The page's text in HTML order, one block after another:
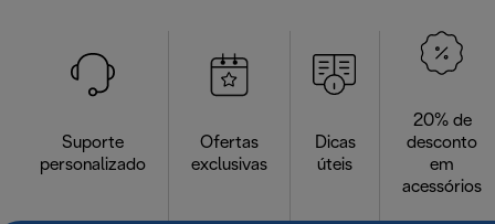
Suporte
personalizado
Ofertas
exclusivas
Dicas
úteis
20% de
desconto
em
acessórios